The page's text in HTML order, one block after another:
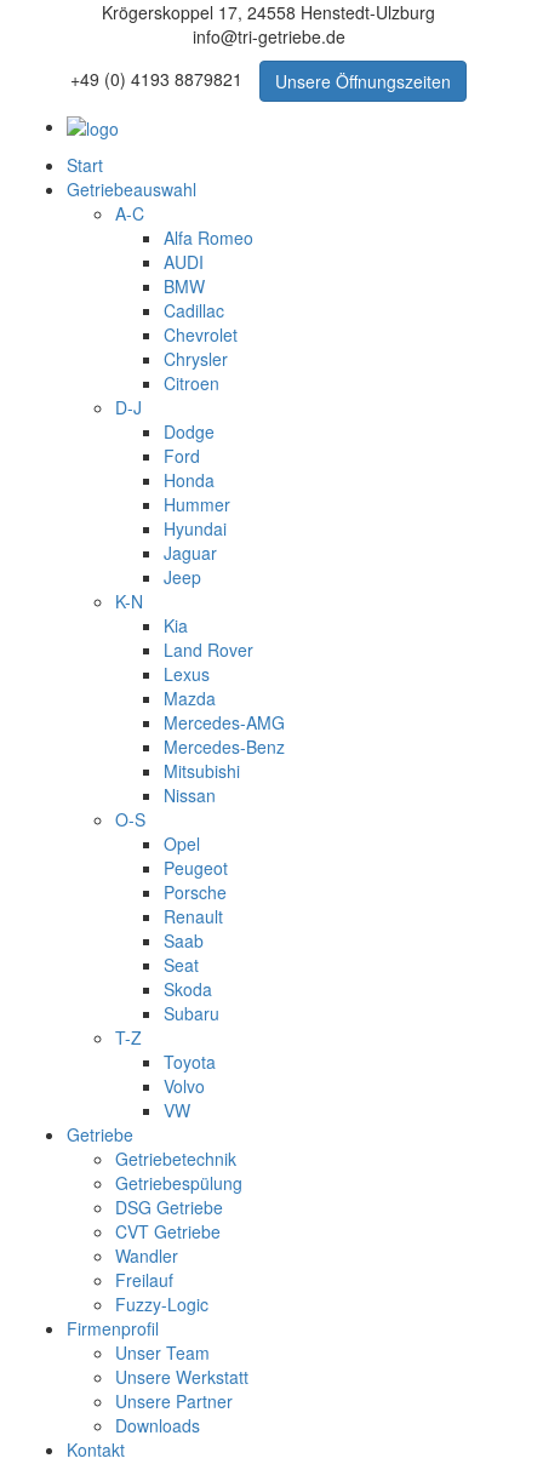
Krögerskoppel 17, 24558 Henstedt-Ulzburg
info@tri-getriebe.de
+49 (0) 4193 8879821
Unsere Öffnungszeiten
Start
Getriebeauswahl
A-C
Alfa Romeo
AUDI
BMW
Cadillac
Chevrolet
Chrysler
Citroen
D-J
Dodge
Ford
Honda
Hummer
Hyundai
Jaguar
Jeep
K-N
Kia
Land Rover
Lexus
Mazda
Mercedes-AMG
Mercedes-Benz
Mitsubishi
Nissan
O-S
Opel
Peugeot
Porsche
Renault
Saab
Seat
Skoda
Subaru
T-Z
Toyota
Volvo
VW
Getriebe
Getriebetechnik
Getriebespülung
DSG Getriebe
CVT Getriebe
Wandler
Freilauf
Fuzzy-Logic
Firmenprofil
Unser Team
Unsere Werkstatt
Unsere Partner
Downloads
Kontakt